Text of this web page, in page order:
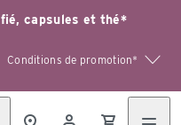
capsules et thé*
Conditions de promotion*